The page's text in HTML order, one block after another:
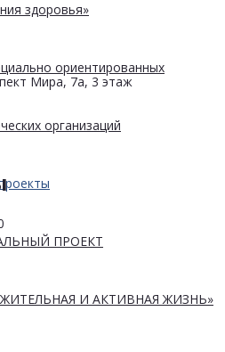
здоровья»
ориентированных
организаций
ПРОЕКТ
И АКТИВНАЯ ЖИЗНЬ»
Мира, 7а, 3 этаж